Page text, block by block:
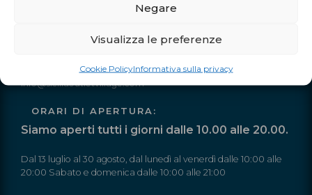
Negare
Visualizza le preferenze
Cookie PolicyInformativa sulla privacy
Autostrada A19 Palermo-Catania
Tel. +39 0935 950040
info@siciliaoutletvillage.com
ORARI DI APERTURA:
Siamo aperti tutti i giorni dalle 10.00 alle 20.00.
Dal 13 luglio al 30 agosto, dal lunedì al venerdì dalle 10:00 alle
20:00 Sabato e domenica dalle 10:00 alle 21:00